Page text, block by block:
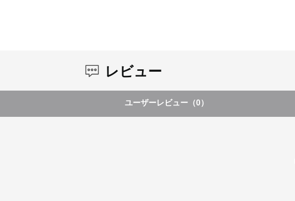
レビュー
ユーザーレビュー （0）